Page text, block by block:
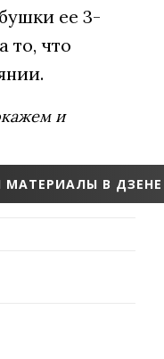
ее 3-
то, что
и
В ДЗЕНЕ